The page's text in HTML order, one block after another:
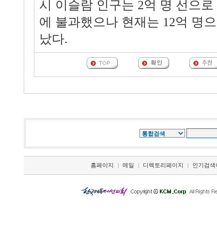
시 이슬람 인구는 2억 명 선으
에 불과했으나 현재는 12억 명
났다.
홈페이지 | 메일 | 디렉토리페이지 | 인기검색